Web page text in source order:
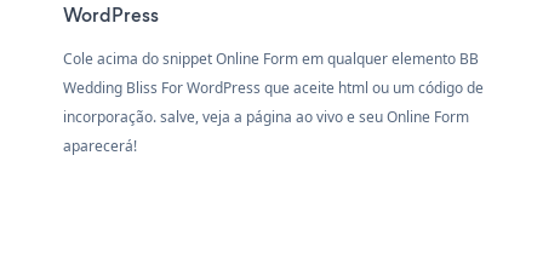
WordPress
Cole acima do snippet Online Form em qualquer elemento BB
Wedding Bliss For WordPress que aceite html ou um código de
incorporação. salve, veja a página ao vivo e seu Online Form
aparecerá!